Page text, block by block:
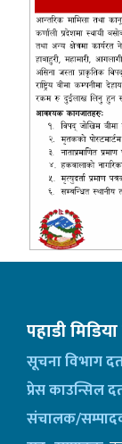
पहाडी
सूचना विभाग
प्रेस काउन्सिल
संचालक/